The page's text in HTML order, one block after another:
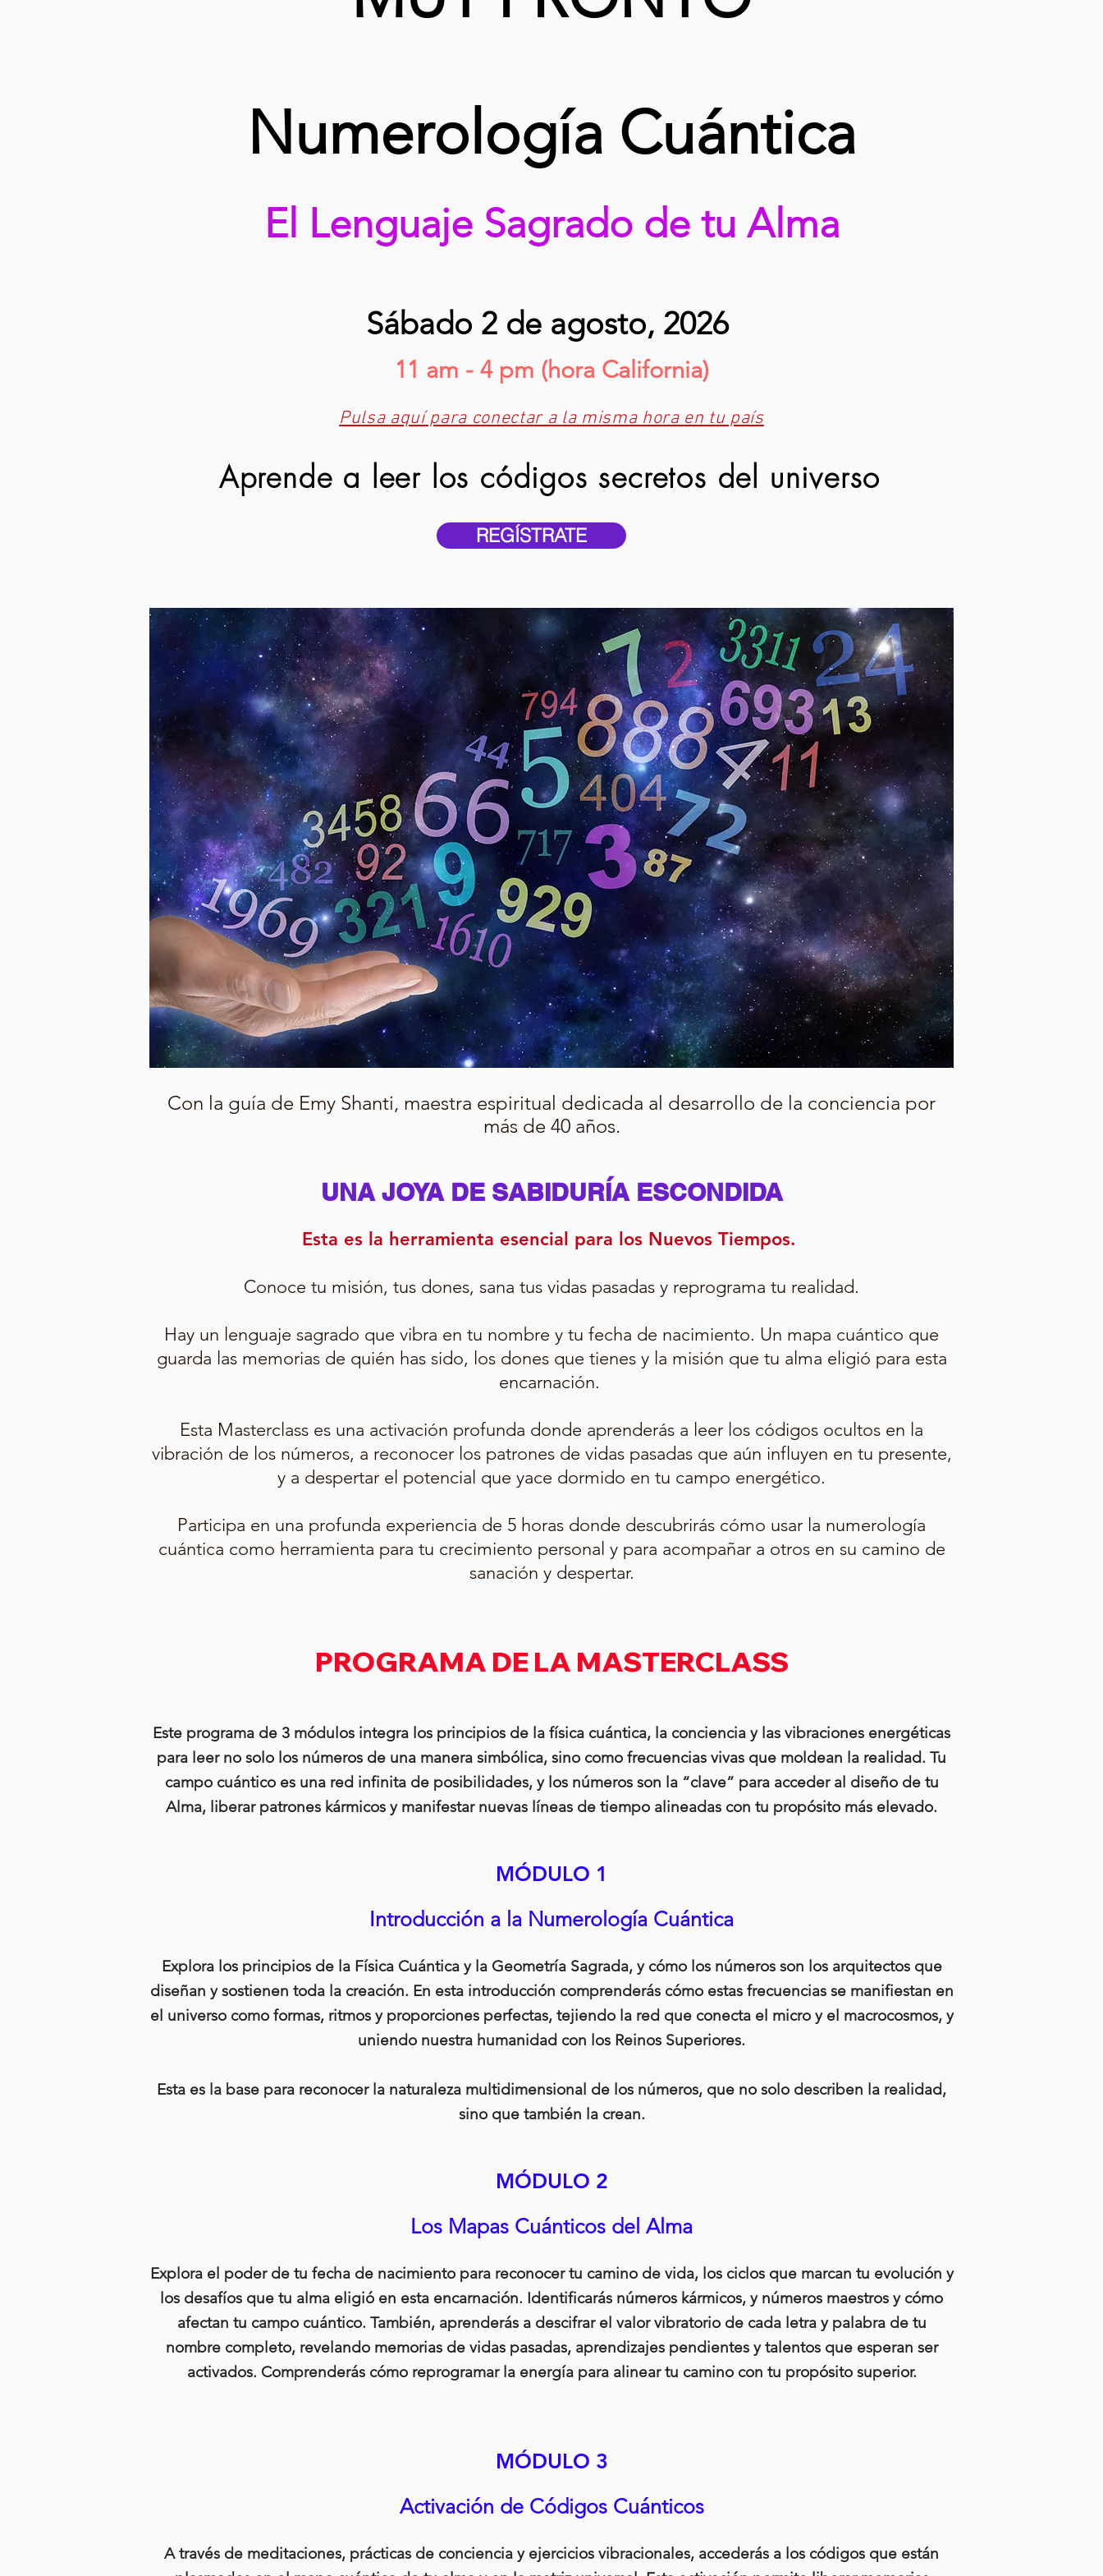
Numerología Cuántica
El Lenguaje Sagrado de tu Alma
Sábado 2 de agosto, 2026
11 am - 4 pm (hora California)
Pulsa aquí para conectar a la misma hora en tu país
Aprende a leer los códigos secretos del universo
REGÍSTRATE
Con la guía de Emy Shanti, maestra espiritual dedicada al desarrollo de la conciencia por
más de 40 años.
UNA JOYA DE SABIDURÍA ESCONDIDA
Esta es la herramienta esencial para los Nuevos Tiempos.
Conoce tu misión, tus dones, sana tus vidas pasadas y reprograma tu realidad.
Hay un lenguaje sagrado que vibra en tu nombre y tu fecha de nacimiento. Un mapa cuántico que
guarda las memorias de quién has sido, los dones que tienes y la misión que tu alma eligió para esta
encarnación.
Esta Masterclass es una activación profunda donde aprenderás a leer los códigos ocultos en la
vibración de los números, a reconocer los patrones de vidas pasadas que aún influyen en tu presente,
y a despertar el potencial que yace dormido en tu campo energético.
Participa en una profunda experiencia de 5 horas donde descubrirás cómo usar la numerología
cuántica como herramienta para tu crecimiento personal y para acompañar a otros en su camino de
sanación y despertar.
PROGRAMA DE LA MASTERCLASS
Este programa de 3 módulos integra los principios de la física cuántica, la conciencia y las vibraciones energéticas
para leer no solo los números de una manera simbólica, sino como frecuencias vivas que moldean la realidad. Tu
campo cuántico es una red infinita de posibilidades, y los números son la “clave” para acceder al diseño de tu
Alma, liberar patrones kármicos y manifestar nuevas líneas de tiempo alineadas con tu propósito más elevado.
MÓDULO 1
Introducción a la Numerología Cuántica
Explora los principios de la Física Cuántica y la Geometría Sagrada, y cómo los números son los arquitectos que
diseñan y sostienen toda la creación. En esta introducción comprenderás cómo estas frecuencias se manifiestan en
el universo como formas, ritmos y proporciones perfectas, tejiendo la red que conecta el micro y el macrocosmos, y
uniendo nuestra humanidad con los Reinos Superiores.
Esta es la base para reconocer la naturaleza multidimensional de los números, que no solo describen la realidad,
sino que también la crean.
MÓDULO 2
Los Mapas Cuánticos del Alma
Explora el poder de tu fecha de nacimiento para reconocer tu camino de vida, los ciclos que marcan tu evolución y
los desafíos que tu alma eligió en esta encarnación. Identificarás números kármicos, y números maestros y cómo
afectan tu campo cuántico. También, aprenderás a descifrar el valor vibratorio de cada letra y palabra de tu
nombre completo, revelando memorias de vidas pasadas, aprendizajes pendientes y talentos que esperan ser
activados. Comprenderás cómo reprogramar la energía para alinear tu camino con tu propósito superior.
MÓDULO 3
Activación de Códigos Cuánticos
A través de meditaciones, prácticas de conciencia y ejercicios vibracionales, accederás a los códigos que están